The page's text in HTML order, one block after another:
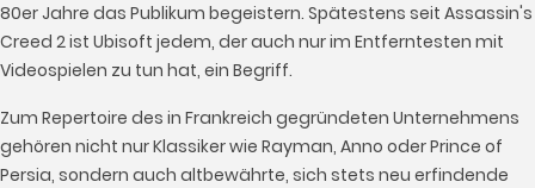
80er Jahre das Publikum begeistern. Spätestens seit Assassin's
Creed 2 ist Ubisoft jedem, der auch nur im Entferntesten mit
Videospielen zu tun hat, ein Begriff.
Zum Repertoire des in Frankreich gegründeten Unternehmens
gehören nicht nur Klassiker wie Rayman, Anno oder Prince of
Persia, sondern auch altbewährte, sich stets neu erfindende